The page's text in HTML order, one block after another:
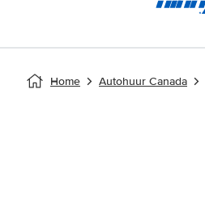
Home Autohuur Canada